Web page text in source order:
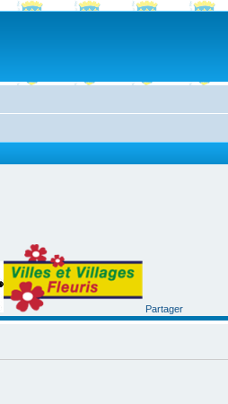
Partager